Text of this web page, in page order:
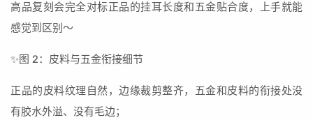
高品复刻会完全对标正品的挂耳长度和五金贴合度，上手就能
感觉到区别～
✨图 2：皮料与五金衔接细节
正品的皮料纹理自然，边缘裁剪整齐，五金和皮料的衔接处没
有胶水外溢、没有毛边；